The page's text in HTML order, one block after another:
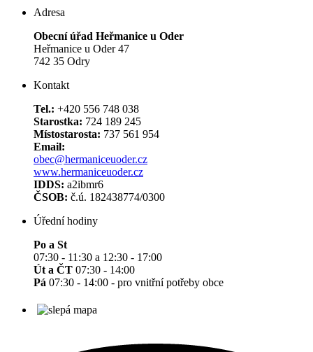
Adresa
Obecní úřad Heřmanice u Oder
Heřmanice u Oder 47
742 35 Odry
Kontakt
Tel.: +420 556 748 038
Starostka: 724 189 245
Místostarosta: 737 561 954
Email:
obec@hermaniceuoder.cz
www.hermaniceuoder.cz
IDDS: a2ibmr6
ČSOB: č.ú. 182438774/0300
Úřední hodiny
Po a St
07:30 - 11:30 a 12:30 - 17:00
Út a ČT 07:30 - 14:00
Pá 07:30 - 14:00 - pro vnitřní potřeby obce